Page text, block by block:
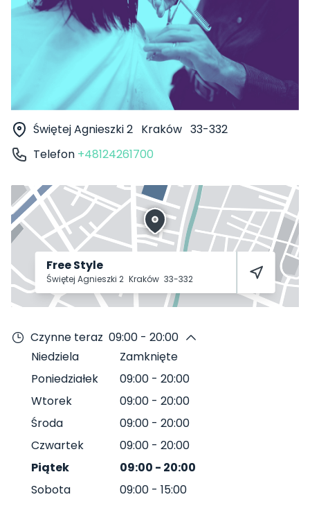
Świętej Agnieszki 2 Kraków 33-332
Telefon +48124261700
Free Style
Świętej Agnieszki 2 Kraków 33-332
Czynne teraz 09:00 - 20:00
Niedziela
Zamknięte
Poniedziałek
09:00 - 20:00
Wtorek
09:00 - 20:00
Środa
09:00 - 20:00
Czwartek
09:00 - 20:00
Piątek
09:00 - 20:00
Sobota
09:00 - 15:00